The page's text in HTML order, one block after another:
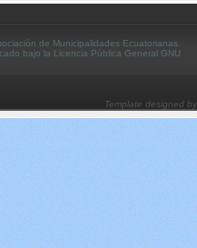
de Municipalidades Ecuatorianas.
bajo la Licencia Pública General GNU
Template designed